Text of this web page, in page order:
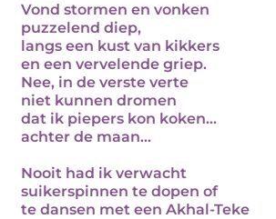
Vond stormen en vonken
puzzelend diep,
langs een kust van kikkers
en een vervelende griep.
Nee, in de verste verte
niet kunnen dromen
dat ik piepers kon koken…
achter de maan…
Nooit had ik verwacht
suikerspinnen te dopen of
te dansen met een Akhal-Teke